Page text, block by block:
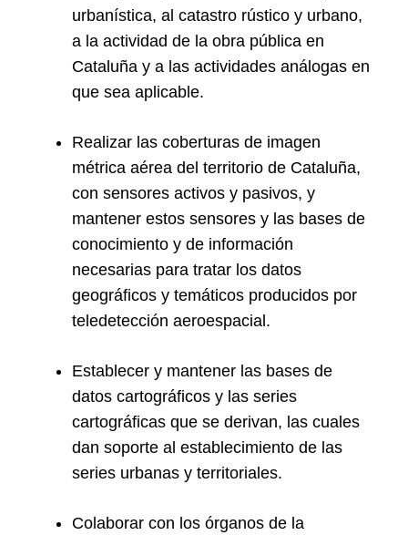
urbanística, al catastro rústico y urbano,
a la actividad de la obra pública en
Cataluña y a las actividades análogas en
que sea aplicable.
Realizar las coberturas de imagen
métrica aérea del territorio de Cataluña,
con sensores activos y pasivos, y
mantener estos sensores y las bases de
conocimiento y de información
necesarias para tratar los datos
geográficos y temáticos producidos por
teledetección aeroespacial.
Establecer y mantener las bases de
datos cartográficos y las series
cartográficas que se derivan, las cuales
dan soporte al establecimiento de las
series urbanas y territoriales.
Colaborar con los órganos de la